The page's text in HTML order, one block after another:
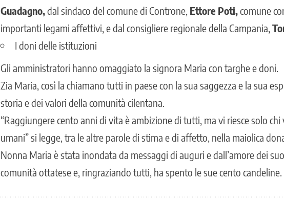
Guadagno,dal sindaco del comune di Controne, Ettore Poti,comune
importanti legami affettivi, e dal consigliere regionale della Campania,
I doni delle istituzioni
Gli amministratori hanno omaggiato la signora Maria con targhe e doni.
Zia Maria, così la chiamano tutti in paese con la sua saggezza e la sua
storia e dei valori della comunità cilentana.
“Raggiungere cento anni di vita è ambizione di tutti, ma vi riesce solo
umani” si legge, tra le altre parole di stima e di affetto, nella maiolica
Nonna Maria è stata inondata da messaggi di auguri e dall’amore dei
comunità ottatese e, ringraziando tutti, ha spento le sue cento candeline.